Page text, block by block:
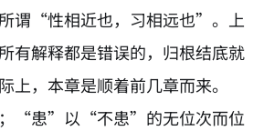
谓“性相近也，习相远也”。上
有解释都是错误的，归根结底就
上，本章是顺着前几章而来。
“患”以“不患”的无位次而位